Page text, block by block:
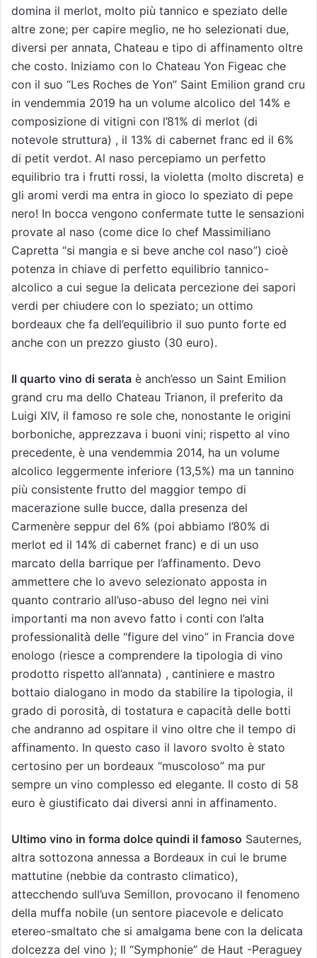
domina il merlot, molto più tannico e speziato delle
altre zone; per capire meglio, ne ho selezionati due,
diversi per annata, Chateau e tipo di affinamento oltre
che costo. Iniziamo con lo Chateau Yon Figeac che
con il suo “Les Roches de Yon” Saint Emilion grand cru
in vendemmia 2019 ha un volume alcolico del 14% e
composizione di vitigni con l’81% di merlot (di
notevole struttura) , il 13% di cabernet franc ed il 6%
di petit verdot. Al naso percepiamo un perfetto
equilibrio tra i frutti rossi, la violetta (molto discreta) e
gli aromi verdi ma entra in gioco lo speziato di pepe
nero! In bocca vengono confermate tutte le sensazioni
provate al naso (come dice lo chef Massimiliano
Capretta “si mangia e si beve anche col naso”) cioè
potenza in chiave di perfetto equilibrio tannico-
alcolico a cui segue la delicata percezione dei sapori
verdi per chiudere con lo speziato; un ottimo
bordeaux che fa dell’equilibrio il suo punto forte ed
anche con un prezzo giusto (30 euro).
Il quarto vino di serata è anch’esso un Saint Emilion
grand cru ma dello Chateau Trianon, il preferito da
Luigi XIV, il famoso re sole che, nonostante le origini
borboniche, apprezzava i buoni vini; rispetto al vino
precedente, è una vendemmia 2014, ha un volume
alcolico leggermente inferiore (13,5%) ma un tannino
più consistente frutto del maggior tempo di
macerazione sulle bucce, dalla presenza del
Carmenère seppur del 6% (poi abbiamo l’80% di
merlot ed il 14% di cabernet franc) e di un uso
marcato della barrique per l’affinamento. Devo
ammettere che lo avevo selezionato apposta in
quanto contrario all’uso-abuso del legno nei vini
importanti ma non avevo fatto i conti con l’alta
professionalità delle “figure del vino” in Francia dove
enologo (riesce a comprendere la tipologia di vino
prodotto rispetto all’annata) , cantiniere e mastro
bottaio dialogano in modo da stabilire la tipologia, il
grado di porosità, di tostatura e capacità delle botti
che andranno ad ospitare il vino oltre che il tempo di
affinamento. In questo caso il lavoro svolto è stato
certosino per un bordeaux “muscoloso” ma pur
sempre un vino complesso ed elegante. Il costo di 58
euro è giustificato dai diversi anni in affinamento.
Ultimo vino in forma dolce quindi il famoso Sauternes,
altra sottozona annessa a Bordeaux in cui le brume
mattutine (nebbie da contrasto climatico),
attecchendo sull’uva Semillon, provocano il fenomeno
della muffa nobile (un sentore piacevole e delicato
etereo-smaltato che si amalgama bene con la delicata
dolcezza del vino ); Il “Symphonie” de Haut -Peraguey